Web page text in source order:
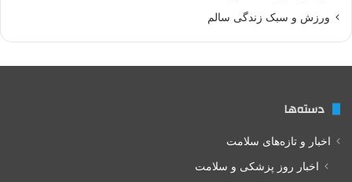
ورزش و سبک زندگی سالم
دسته‌ها
اخبار و تازه‌های سلامت
اخبار روز پزشکی و سلامت